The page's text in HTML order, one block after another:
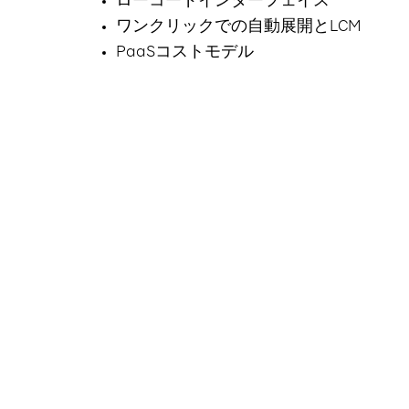
ワンクリックでの自動展開とLCM
PaaSコストモデル